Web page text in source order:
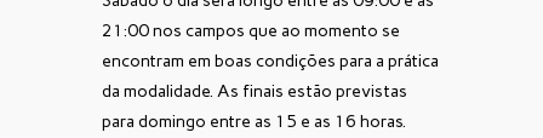
21:00 nos campos que ao momento se
encontram em boas condições para a prática
da modalidade. As finais estão previstas
para domingo entre as 15 e as 16 horas.